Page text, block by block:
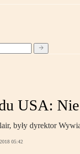
USA:
były dyrektor
05:42